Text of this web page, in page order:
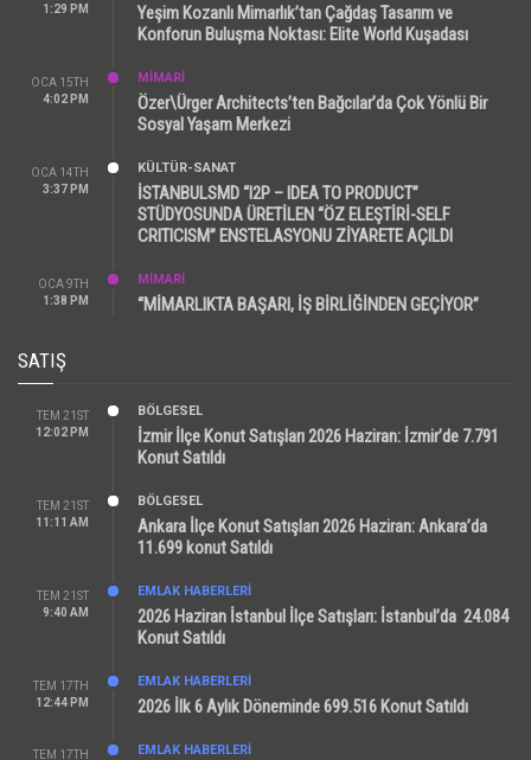
1:29 PM
Yeşim Kozanlı Mimarlık’tan Çağdaş Tasarım ve
Konforun Buluşma Noktası: Elite World Kuşadası
OCA 15TH
4:02 PM
MİMARİ
Özer\Ürger Architects’ten Bağcılar’da Çok Yönlü Bir
Sosyal Yaşam Merkezi
OCA 14TH
3:37 PM
KÜLTÜR-SANAT
İSTANBULSMD “I2P – IDEA TO PRODUCT”
STÜDYOSUNDA ÜRETİLEN “ÖZ ELEŞTİRİ-SELF
CRITICISM” ENSTELASYONU ZİYARETE AÇILDI
OCA 9TH
1:38 PM
MİMARİ
“MİMARLIKTA BAŞARI, İŞ BİRLİĞİNDEN GEÇİYOR”
SATIŞ
TEM 21ST
12:02 PM
BÖLGESEL
İzmir İlçe Konut Satışları 2026 Haziran: İzmir’de 7.791
Konut Satıldı
TEM 21ST
11:11 AM
BÖLGESEL
Ankara İlçe Konut Satışları 2026 Haziran: Ankara’da
11.699 konut Satıldı
TEM 21ST
9:40 AM
EMLAK HABERLERI
2026 Haziran İstanbul İlçe Satışları: İstanbul’da 24.084
Konut Satıldı
TEM 17TH
12:44 PM
EMLAK HABERLERI
2026 İlk 6 Aylık Döneminde 699.516 Konut Satıldı
TEM 17TH EMLAK HABERLERI